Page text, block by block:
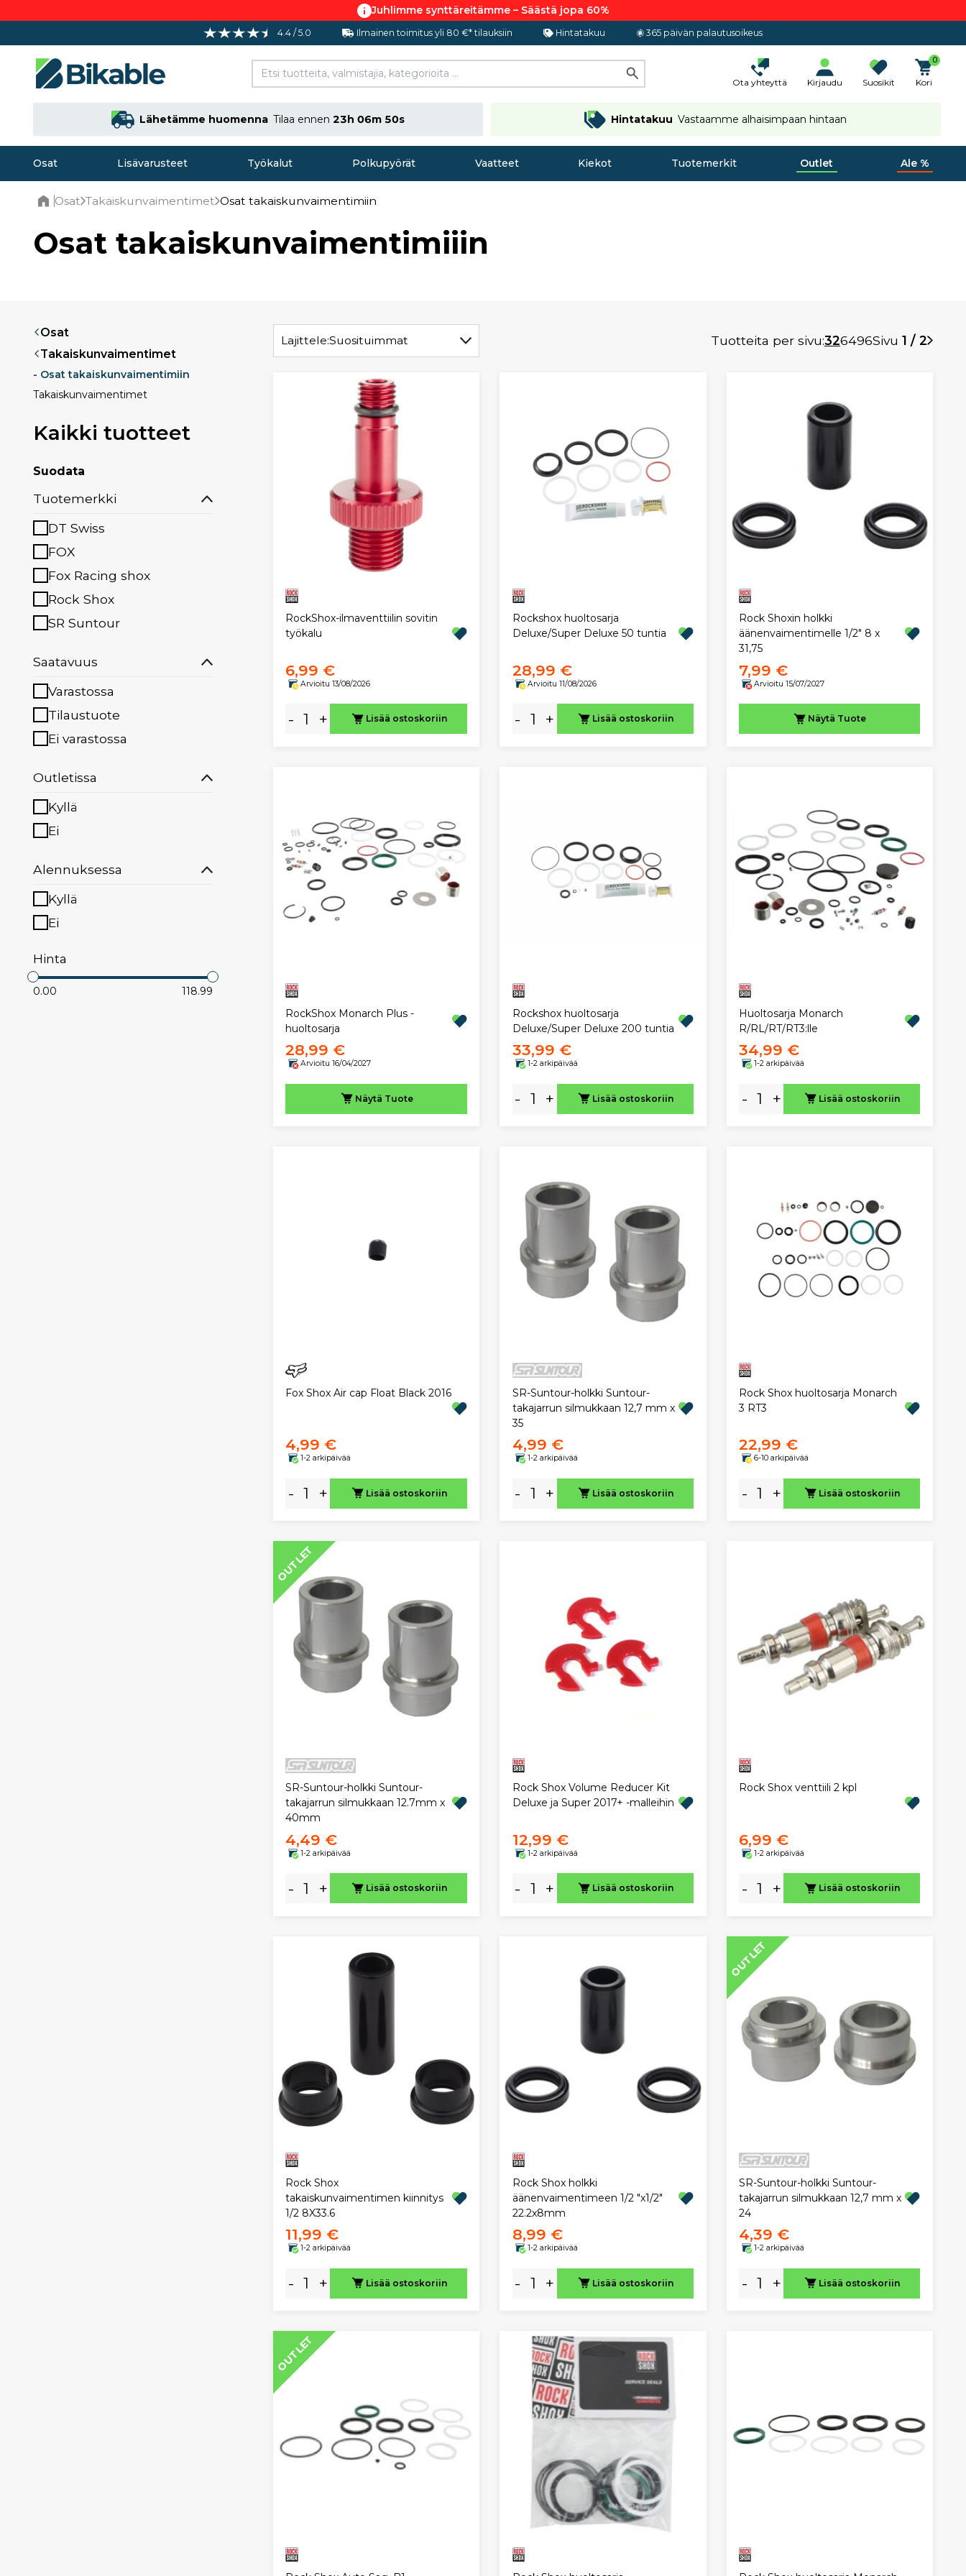
Juhlimme synttäreitämme – Säästä jopa 60%
4.4 / 5.0 Ilmainen toimitus yli 80 €* tilauksiin Hintatakuu 365 päivän palautusoikeus
Ota yhteyttä Kirjaudu Suosikit
0
Kori
Lähetämme huomenna Tilaa ennen23h 06m 49s Hintatakuu Vastaamme alhaisimpaan hintaan
Osat Lisävarusteet Työkalut Polkupyörät Vaatteet Kiekot Tuotemerkit Outlet Ale %
Osat Takaiskunvaimentimet Osat takaiskunvaimentimiin
Osat takaiskunvaimentimiiin
Osat
Takaiskunvaimentimet
- Osat takaiskunvaimentimiin
Takaiskunvaimentimet
Kaikki tuotteet
Suodata
Tuotemerkki
DT Swiss
FOX
Fox Racing shox
Rock Shox
SR Suntour
Saatavuus
Varastossa
Tilaustuote
Ei varastossa
Outletissa
Kyllä
Ei
Alennuksessa
Kyllä
Ei
Hinta
0.00 118.99
Lajittele:Suosituimmat Tuotteita per sivu:326496Sivu 1 / 2
RockShox-ilmaventtiilin sovitin
työkalu
6,99 €
Arvioitu 13/08/2026
- + Lisää ostoskoriin
Rockshox huoltosarja
Deluxe/Super Deluxe 50 tuntia
28,99 €
Arvioitu 11/08/2026
- + Lisää ostoskoriin
Rock Shoxin holkki
äänenvaimentimelle 1/2" 8 x
31,75
7,99 €
Arvioitu 15/07/2027
Näytä Tuote
RockShox Monarch Plus -
huoltosarja
28,99 €
Arvioitu 16/04/2027
Näytä Tuote
Rockshox huoltosarja
Deluxe/Super Deluxe 200 tuntia
33,99 €
1-2 arkipäivää
- + Lisää ostoskoriin
Huoltosarja Monarch
R/RL/RT/RT3:lle
34,99 €
1-2 arkipäivää
- + Lisää ostoskoriin
Fox Shox Air cap Float Black 2016
4,99 €
1-2 arkipäivää
- + Lisää ostoskoriin
SR-Suntour-holkki Suntour-
takajarrun silmukkaan 12,7 mm x
35
4,99 €
1-2 arkipäivää
- + Lisää ostoskoriin
Rock Shox huoltosarja Monarch
3 RT3
22,99 €
6-10 arkipäivää
- + Lisää ostoskoriin
OUTLET
SR-Suntour-holkki Suntour-
takajarrun silmukkaan 12.7mm x
40mm
4,49 €
1-2 arkipäivää
- + Lisää ostoskoriin
Rock Shox Volume Reducer Kit
Deluxe ja Super 2017+ -malleihin
12,99 €
1-2 arkipäivää
- + Lisää ostoskoriin
Rock Shox venttiili 2 kpl
6,99 €
1-2 arkipäivää
- + Lisää ostoskoriin
Rock Shox
takaiskunvaimentimen kiinnitys
1/2 8X33.6
11,99 €
1-2 arkipäivää
- + Lisää ostoskoriin
Rock Shox holkki
äänenvaimentimeen 1/2 "x1/2"
22.2x8mm
8,99 €
1-2 arkipäivää
- + Lisää ostoskoriin
OUTLET
SR-Suntour-holkki Suntour-
takajarrun silmukkaan 12,7 mm x
24
4,39 €
1-2 arkipäivää
- + Lisää ostoskoriin
OUTLET